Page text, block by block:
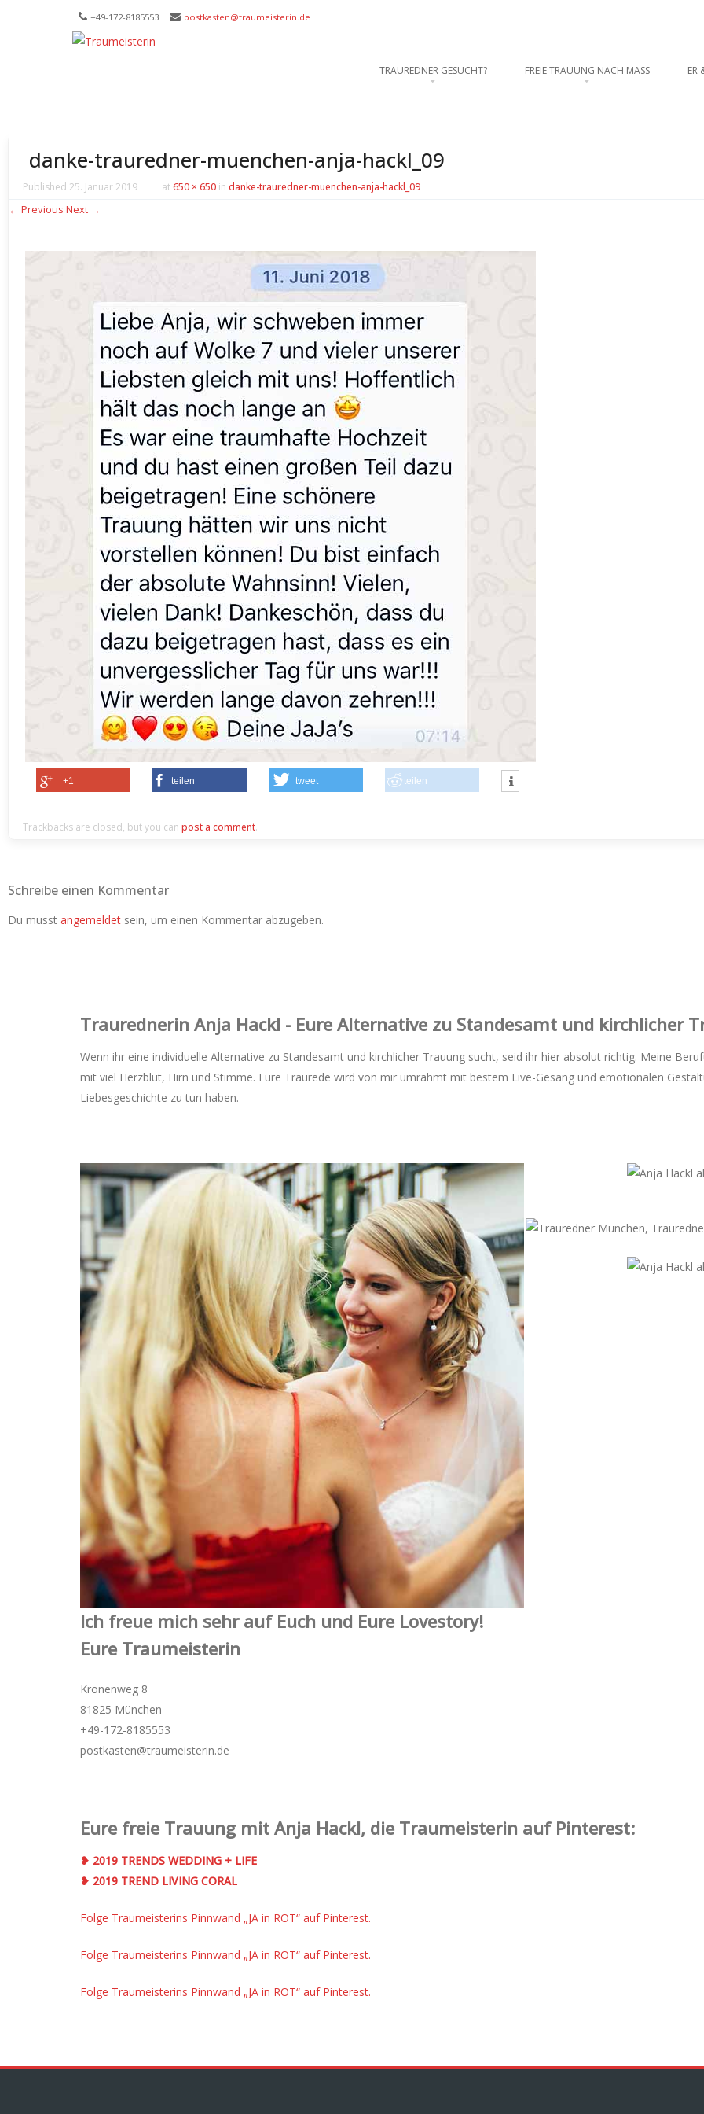
+49-172-­8185553 postkasten@traumeisterin.de
Traurednerein München, Anja Hackl.
SKIP TO CONTENTTRAUREDNER GESUCHT? FREIE TRAUUNG NACH MASS ER
danke-trauredner-muenchen-anja-hackl_09
Published 25. Januar 2019 at650 × 650 in danke-trauredner-muenchen-anja-hackl_09
← Previous Next →
+1 teilen tweet teilen
Trackbacks are closed, but you can post a comment.
Schreibe einen Kommentar
Du musst angemeldet sein, um einen Kommentar abzugeben.
Trauredner‌in Anja Hackl - Eure Alternative zu Standesamt und kirchlicher
Wenn ihr eine individuelle Alternative zu Standesamt und kirchlicher Trauung sucht, seid ihr hier absolut richtig. Meine
mit viel Herzblut, Hirn und Stimme. Eure Traurede wird von mir umrahmt mit bestem Live-Gesang und emotionalen
Liebesgeschichte zu tun haben.
Ich freue mich sehr auf Euch und Eure Lovestory!
Eure Traumeisterin
Kronenweg 8
81825 München
+49-172-­8185553
postkasten@traumeisterin.de
Eure freie Trauung mit Anja Hackl, die Traumeisterin auf Pinterest:
❥ 2019 TRENDS WEDDING + LIFE
❥ 2019 TREND LIVING CORAL
Folge Traumeisterins Pinnwand „JA in ROT“ auf Pinterest.
Folge Traumeisterins Pinnwand „JA in ROT“ auf Pinterest.
Folge Traumeisterins Pinnwand „JA in ROT“ auf Pinterest.